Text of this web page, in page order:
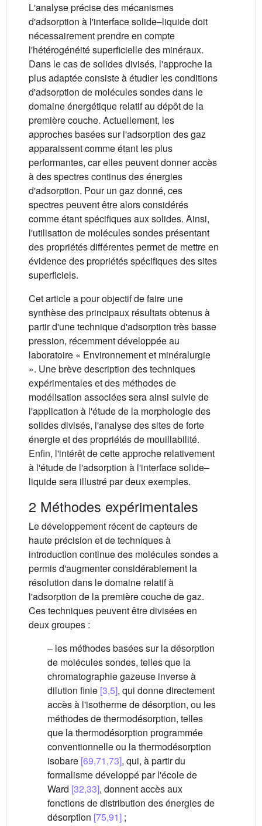
L'analyse précise des mécanismes
d'adsorption à l'interface solide–liquide doit
nécessairement prendre en compte
l'hétérogénéité superficielle des minéraux.
Dans le cas de solides divisés, l'approche la
plus adaptée consiste à étudier les conditions
d'adsorption de molécules sondes dans le
domaine énergétique relatif au dépôt de la
première couche. Actuellement, les
approches basées sur l'adsorption des gaz
apparaissent comme étant les plus
performantes, car elles peuvent donner accès
à des spectres continus des énergies
d'adsorption. Pour un gaz donné, ces
spectres peuvent être alors considérés
comme étant spécifiques aux solides. Ainsi,
l'utilisation de molécules sondes présentant
des propriétés différentes permet de mettre en
évidence des propriétés spécifiques des sites
superficiels.
Cet article a pour objectif de faire une
synthèse des principaux résultats obtenus à
partir d'une technique d'adsorption très basse
pression, récemment développée au
laboratoire « Environnement et minéralurgie
». Une brève description des techniques
expérimentales et des méthodes de
modélisation associées sera ainsi suivie de
l'application à l'étude de la morphologie des
solides divisés, l'analyse des sites de forte
énergie et des propriétés de mouillabilité.
Enfin, l'intérêt de cette approche relativement
à l'étude de l'adsorption à l'interface solide–
liquide sera illustré par deux exemples.
2 Méthodes expérimentales
Le développement récent de capteurs de
haute précision et de techniques à
introduction continue des molécules sondes a
permis d'augmenter considérablement la
résolution dans le domaine relatif à
l'adsorption de la première couche de gaz.
Ces techniques peuvent être divisées en
deux groupes :
– les méthodes basées sur la désorption
de molécules sondes, telles que la
chromatographie gazeuse inverse à
dilution finie [3,5], qui donne directement
accès à l'isotherme de désorption, ou les
méthodes de thermodésorption, telles
que la thermodésorption programmée
conventionnelle ou la thermodésorption
isobare [69,71,73], qui, à partir du
formalisme développé par l'école de
Ward [32,33], donnent accès aux
fonctions de distribution des énergies de
désorption [75,91] ;